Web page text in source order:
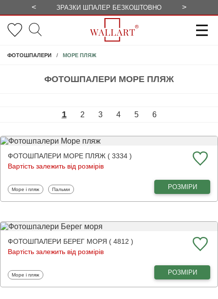
< ЗРАЗКИ ШПАЛЕР БЕЗКОШТОВНО >
ФОТОШПАЛЕРИ МОРЕ ПЛЯЖ
ФОТОШПАЛЕРИ МОРЕ ПЛЯЖ
1 2 3 4 5 6
ФОТОШПАЛЕРИ МОРЕ ПЛЯЖ ( 3334 )
Вартість залежить від розмірів
Фотошпалери
Море і пляж Фотошпалери
Пальми РОЗМІРИ
ФОТОШПАЛЕРИ БЕРЕГ МОРЯ ( 4812 )
Вартість залежить від розмірів
Фотошпалери
Море і пляж РОЗМІРИ